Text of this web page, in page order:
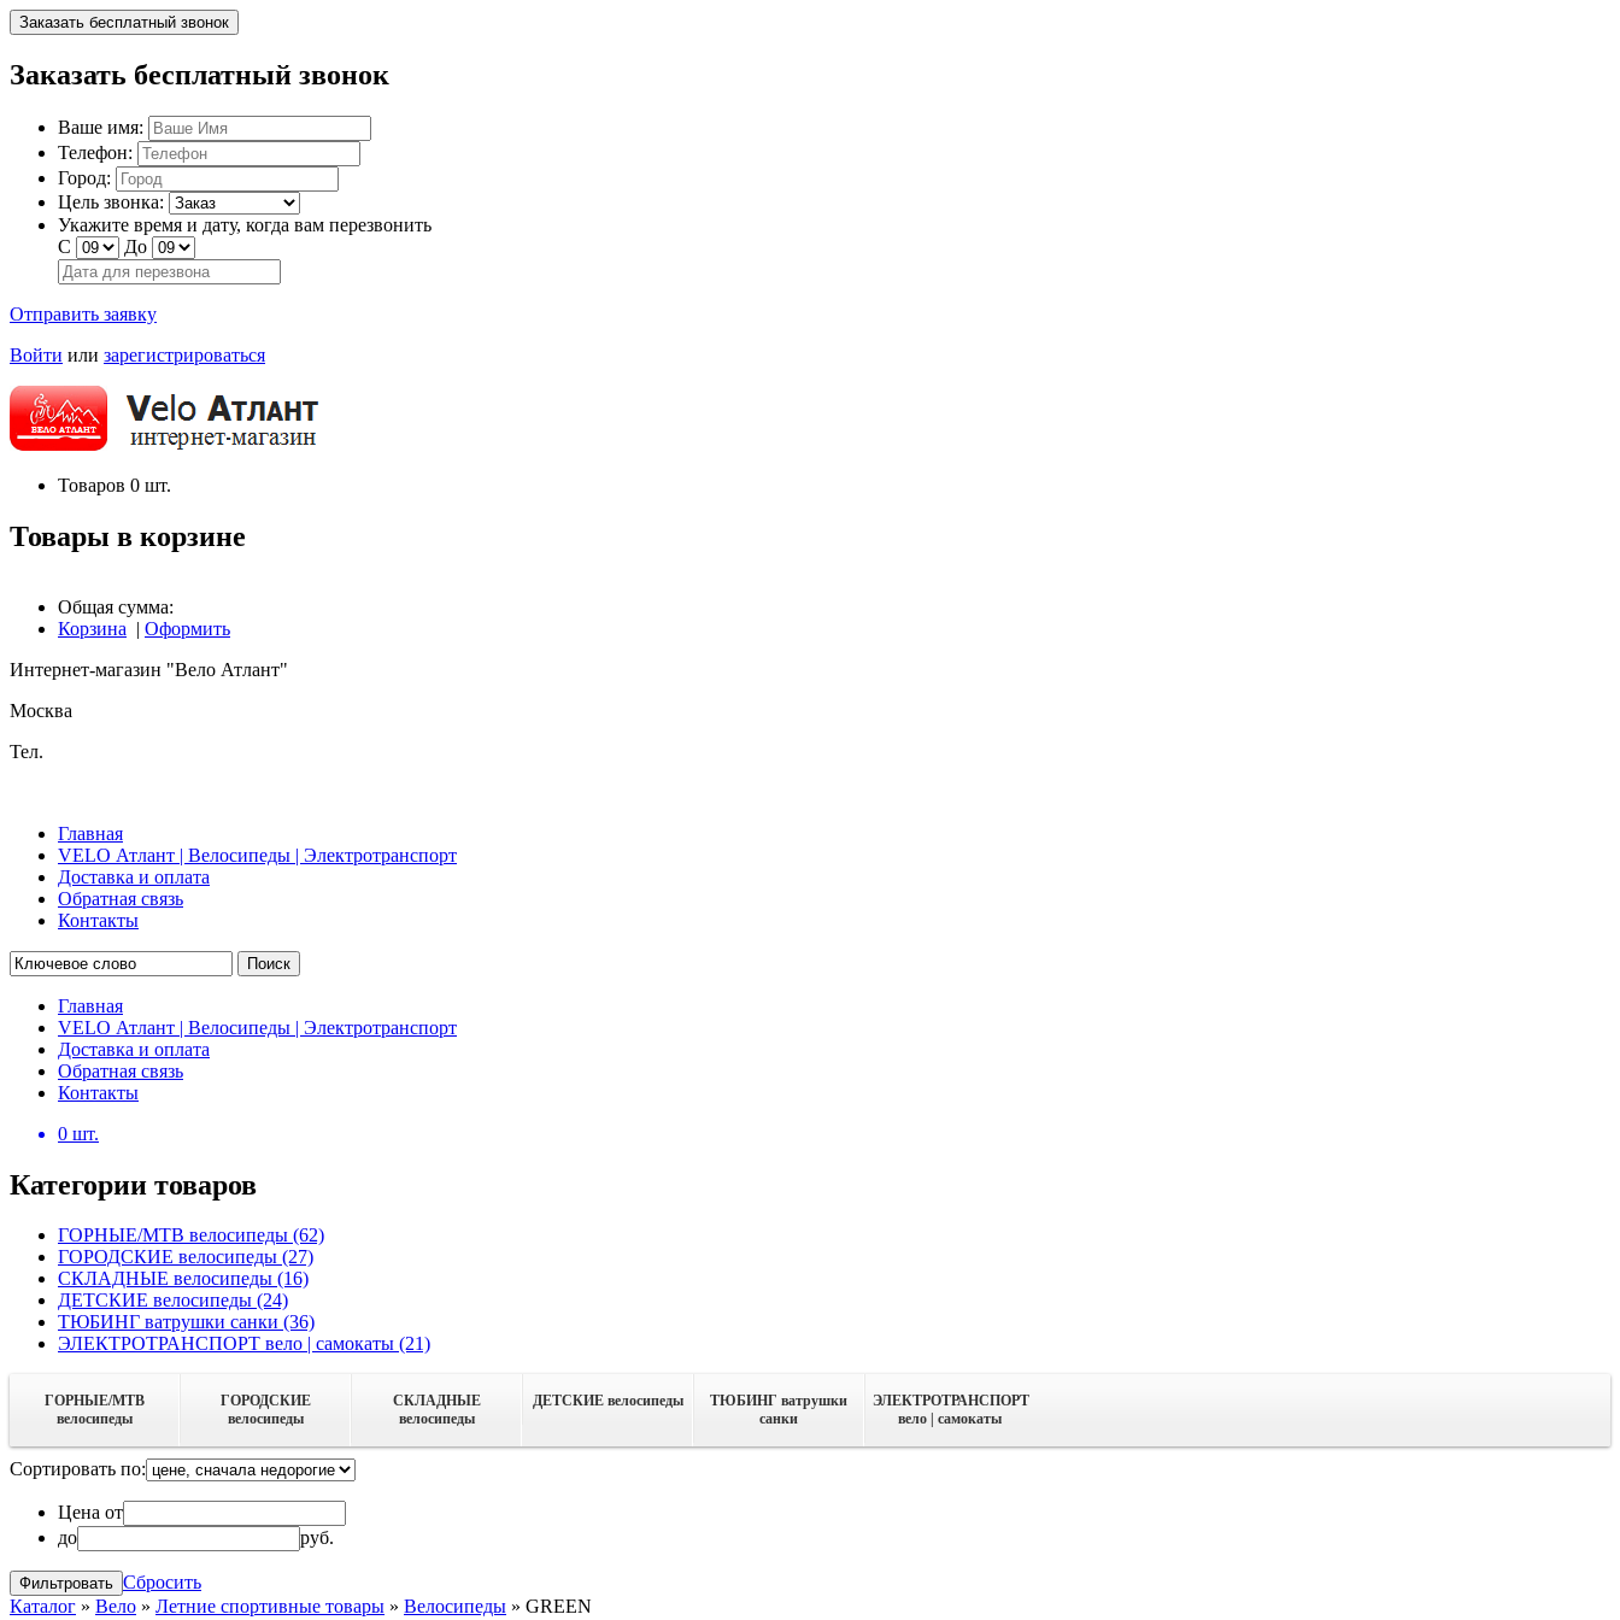
Заказать бесплатный звонок
Заказать бесплатный звонок
Ваше имя:
Телефон:
Город:
Цель звонка:
Укажите время и дату, когда вам перезвонить
С
До
Отправить заявку
Войти или зарегистрироваться
Товаров 0 шт.
Товары в корзине
Общая сумма:
Корзина | Оформить
Интернет-магазин "Вело Атлант"
Москва
Тел.
Главная
VELO Атлант | Велосипеды | Электротранспорт
Доставка и оплата
Обратная связь
Контакты
Поиск
Главная
VELO Атлант | Велосипеды | Электротранспорт
Доставка и оплата
Обратная связь
Контакты
0 шт.
Категории товаров
ГОРНЫЕ/MTB велосипеды (62)
ГОРОДСКИЕ велосипеды (27)
СКЛАДНЫЕ велосипеды (16)
ДЕТСКИЕ велосипеды (24)
ТЮБИНГ ватрушки санки (36)
ЭЛЕКТРОТРАНСПОРТ вело | самокаты (21)
ГОРНЫЕ/MTB
велосипеды
ГОРОДСКИЕ
велосипеды
СКЛАДНЫЕ
велосипеды
ДЕТСКИЕ велосипеды
ТЮБИНГ ватрушки
санки
ЭЛЕКТРОТРАНСПОРТ
вело | самокаты
Сортировать по:
Цена от
до
руб.
Сбросить
Каталог » Вело » Летние спортивные товары » Велосипеды » GREEN